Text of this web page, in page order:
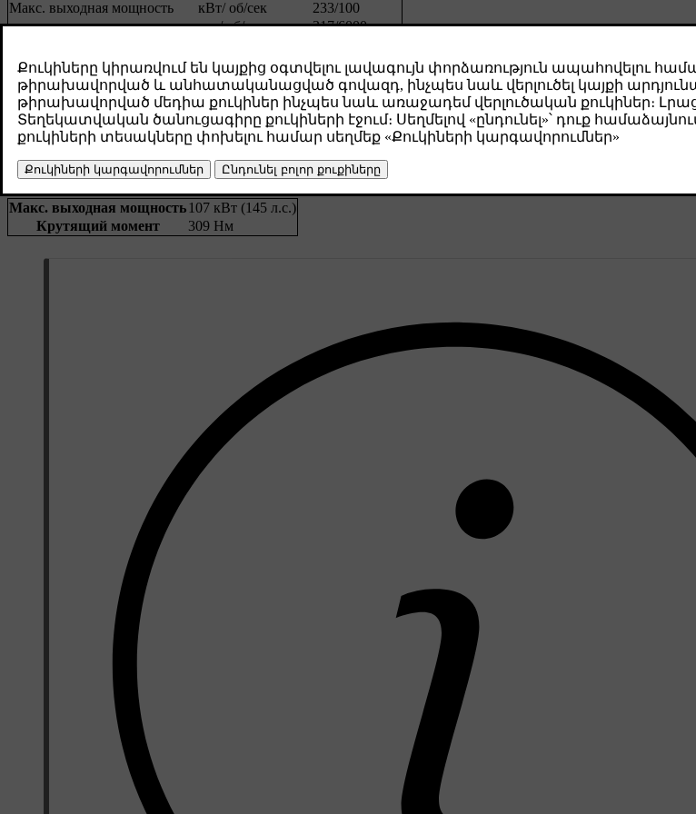
Макс. выходная мощность
кВт/ об/сек
233/100
л.с./ об/мин
317/6000
л.с./ об/мин
Н/Д
Макс. крутящий момент
Нм / об/мин
400/3000-5400
Нм / об/сек
400/50–90
фунто-фут/об/мин 295/3000-5400
Кол. цилиндров
4
Электрический тяговый двигатель
Макс. выходная мощность 107 кВт (145 л.с.)
Крутящий момент
309 Нм